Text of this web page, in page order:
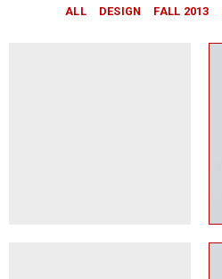
ALL DESIGN FALL 2013